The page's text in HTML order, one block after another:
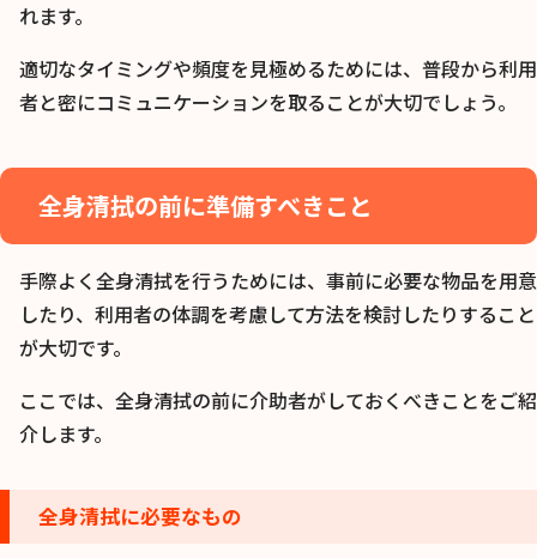
れます。
適切なタイミングや頻度を見極めるためには、普段から利用
者と密にコミュニケーションを取ることが大切でしょう。
全身清拭の前に準備すべきこと
手際よく全身清拭を行うためには、事前に必要な物品を用意
したり、利用者の体調を考慮して方法を検討したりすること
が大切です。
ここでは、全身清拭の前に介助者がしておくべきことをご紹
介します。
全身清拭に必要なもの